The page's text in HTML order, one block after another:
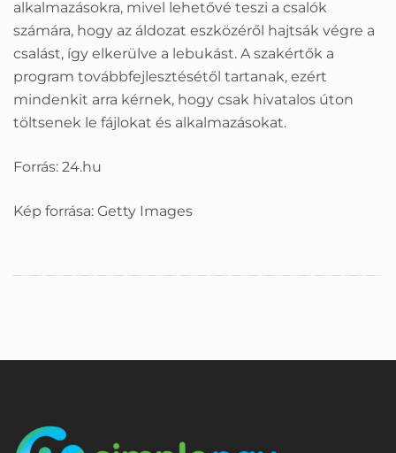
alkalmazásokra, mivel lehetővé teszi a csalók
számára, hogy az áldozat eszközéről hajtsák végre a
csalást, így elkerülve a lebukást. A szakértők a
program továbbfejlesztésétől tartanak, ezért
mindenkit arra kérnek, hogy csak hivatalos úton
töltsenek le fájlokat és alkalmazásokat.
Forrás: 24.hu
Kép forrása: Getty Images